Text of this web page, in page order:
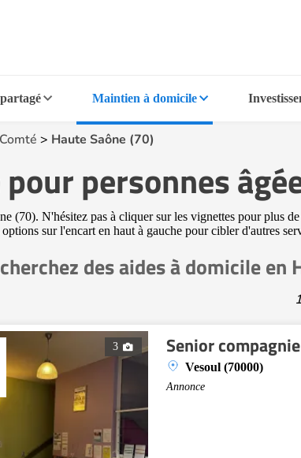
Maintien à domicile
> Haute Saône (70)
personnes
(70). N'hésitez pas à cliquer sur les vignettes pour plus
sur l'encart en haut à gauche pour cibler d'autres
des aides à domicile en
3 Senior
Vesoul (70000)
Annonce